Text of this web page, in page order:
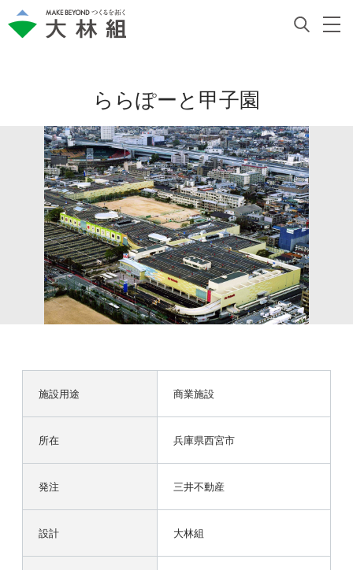
ららぽーと甲子園
施設用途 商業施設
所在 兵庫県西宮市
発注 三井不動産
設計 大林組